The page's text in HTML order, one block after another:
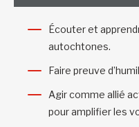
Écouter et
autochtones.
Faire preuve
Agir comme allié
pour amplifier les